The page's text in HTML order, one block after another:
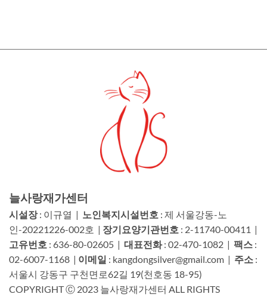
늘사랑재가센터
시설장: 이규열 | 노인복지시설번호 : 제 서울강동-노
인-20221226-002호 | 장기요양기관번호 : 2-11740-00411 |
고유번호 : 636-80-02605 | 대표전화: 02-470-1082 | 팩스 :
02-6007-1168 | 이메일 : kangdongsilver@gmail.com | 주소 :
서울시 강동구 구천면로62길 19(천호동 18-95)
COPYRIGHT Ⓒ 2023 늘사랑재가센터 ALL RIGHTS